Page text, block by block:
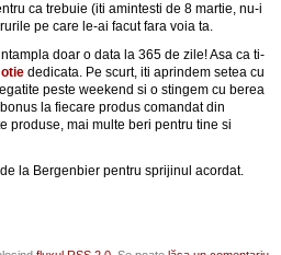
ca trebuie (iti amintesti de 8 martie, nu-i
pe care le-ai facut fara voia ta.
doar o data la 365 de zile! Asa ca ti-
dedicata. Pe scurt, iti aprindem setea cu
peste weekend si o stingem cu berea
la fiecare produs comandat din
produse, mai multe beri pentru tine si
la Bergenbier pentru sprijinul acordat.